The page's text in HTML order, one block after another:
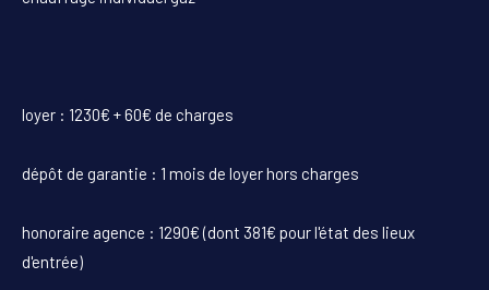
loyer : 1230€ + 60€ de charges
dépôt de garantie : 1 mois de loyer hors charges
honoraire agence : 1290€ (dont 381€ pour l'état des lieux
d'entrée)